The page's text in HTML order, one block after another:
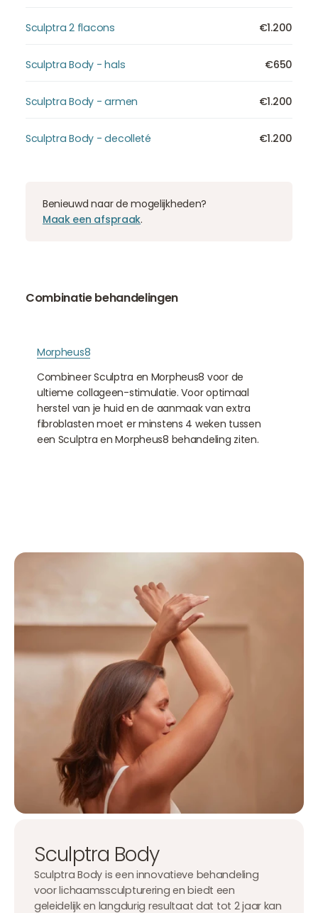
Sculptra 2 flacons €1.200
Sculptra Body - hals €650
Sculptra Body - armen €1.200
Sculptra Body - decolleté €1.200
Benieuwd naar de mogelijkheden?
Maak een afspraak.
Combinatie behandelingen
Morpheus8
Combineer Sculptra en Morpheus8 voor de
ultieme collageen-stimulatie. Voor optimaal
herstel van je huid en de aanmaak van extra
fibroblasten moet er minstens 4 weken tussen
een Sculptra en Morpheus8 behandeling ziten.
Sculptra Body
Sculptra Body is een innovatieve behandeling
voor lichaamssculpturering en biedt een
geleidelijk en langdurig resultaat dat tot 2 jaar kan